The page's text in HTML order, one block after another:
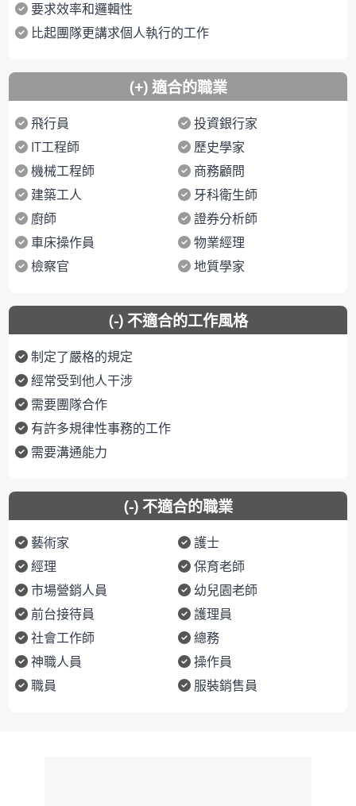
要求效率和邏輯性
比起團隊更講求個人執行的工作
(+) 適合的職業
飛行員
IT工程師
機械工程師
建築工人
廚師
車床操作員
檢察官
投資銀行家
歷史學家
商務顧問
牙科衛生師
證券分析師
物業經理
地質學家
(-) 不適合的工作風格
制定了嚴格的規定
經常受到他人干涉
需要團隊合作
有許多規律性事務的工作
需要溝通能力
(-) 不適合的職業
藝術家
經理
市場營銷人員
前台接待員
社會工作師
神職人員
職員
護士
保育老師
幼兒園老師
護理員
總務
操作員
服裝銷售員